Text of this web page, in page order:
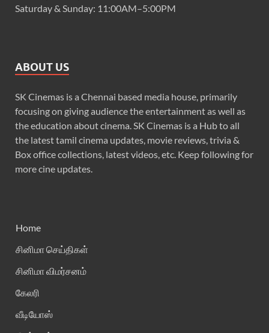
Saturday & Sunday: 11:00AM–5:00PM
ABOUT US
SK Cinemas is a Chennai based media house, primarily
focusing on giving audience the entertainment as well as
the education about cinema. SK Cinemas is a Hub to all
the latest tamil cinema updates, movie reviews, trivia &
Box office collections, latest videos, etc. Keep following for
more cine updates.
Home
சினிமா செய்திகள்
சினிமா விமர்சனம்
கேலரி
வீடியோஸ்